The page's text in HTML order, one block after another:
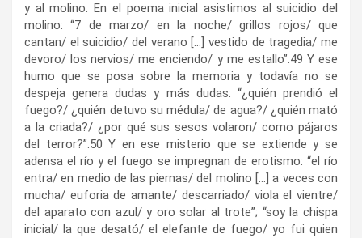
y al molino. En el poema inicial asistimos al suicidio del
molino: “7 de marzo/ en la noche/ grillos rojos/ que
cantan/ el suicidio/ del verano […] vestido de tragedia/ me
devoro/ los nervios/ me enciendo/ y me estallo”.49 Y ese
humo que se posa sobre la memoria y todavía no se
despeja genera dudas y más dudas: “¿quién prendió el
fuego?/ ¿quién detuvo su médula/ de agua?/ ¿quién mató
a la criada?/ ¿por qué sus sesos volaron/ como pájaros
del terror?”.50 Y en ese misterio que se extiende y se
adensa el río y el fuego se impregnan de erotismo: “el río
entra/ en medio de las piernas/ del molino […] a veces con
mucha/ euforia de amante/ descarriado/ viola el vientre/
del aparato con azul/ y oro solar al trote”; “soy la chispa
inicial/ la que desató/ el elefante de fuego/ yo fui quien